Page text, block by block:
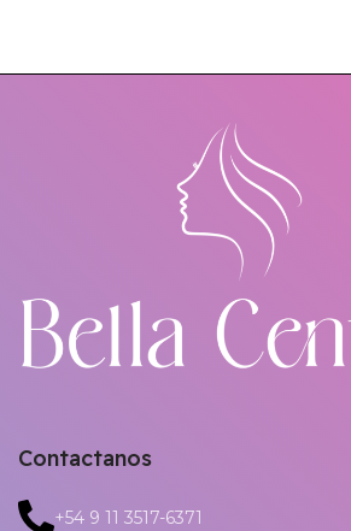
Contactanos
+54 9 11 3517-6371